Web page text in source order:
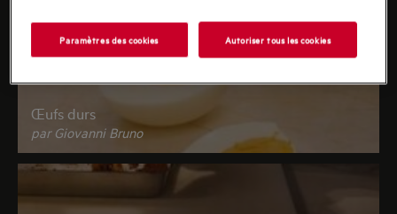
Œufs durs
par Giovanni Bruno
Paramètres des cookies Autoriser tous les cookies